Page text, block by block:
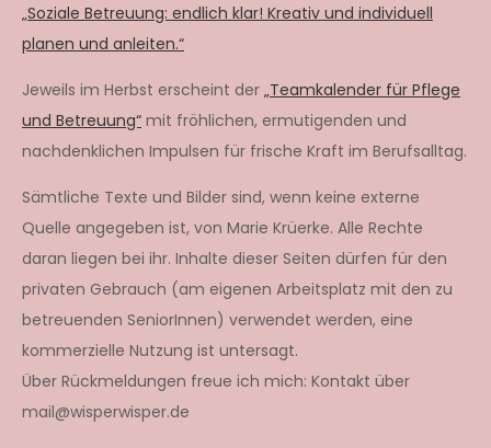
„Soziale Betreuung: endlich klar! Kreativ und individuell
planen und anleiten.“
Jeweils im Herbst erscheint der „Teamkalender für Pflege
und Betreuung“ mit fröhlichen, ermutigenden und
nachdenklichen Impulsen für frische Kraft im Berufsalltag.
Sämtliche Texte und Bilder sind, wenn keine externe
Quelle angegeben ist, von Marie Krüerke. Alle Rechte
daran liegen bei ihr. Inhalte dieser Seiten dürfen für den
privaten Gebrauch (am eigenen Arbeitsplatz mit den zu
betreuenden SeniorInnen) verwendet werden, eine
kommerzielle Nutzung ist untersagt.
Über Rückmeldungen freue ich mich: Kontakt über
mail@wisperwisper.de